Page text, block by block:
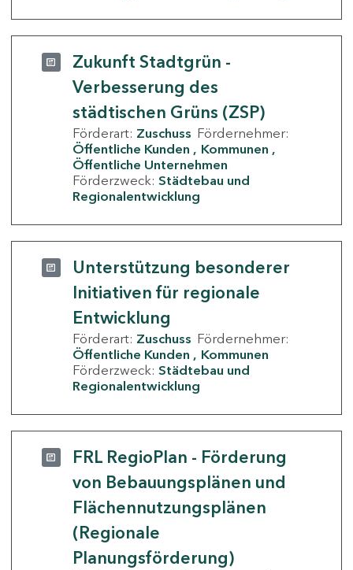
Zukunft Stadtgrün -
Verbesserung des
städtischen Grüns (ZSP)
Förderart: Zuschuss Fördernehmer:
Öffentliche Kunden
Kommunen
Öffentliche Unternehmen
Förderzweck: Städtebau und
Regionalentwicklung
Unterstützung besonderer
Initiativen für regionale
Entwicklung
Förderart: Zuschuss Fördernehmer:
Öffentliche Kunden
Kommunen
Förderzweck: Städtebau und
Regionalentwicklung
FRL RegioPlan - Förderung
von Bebauungsplänen und
Flächennutzungsplänen
(Regionale
Planungsförderung)